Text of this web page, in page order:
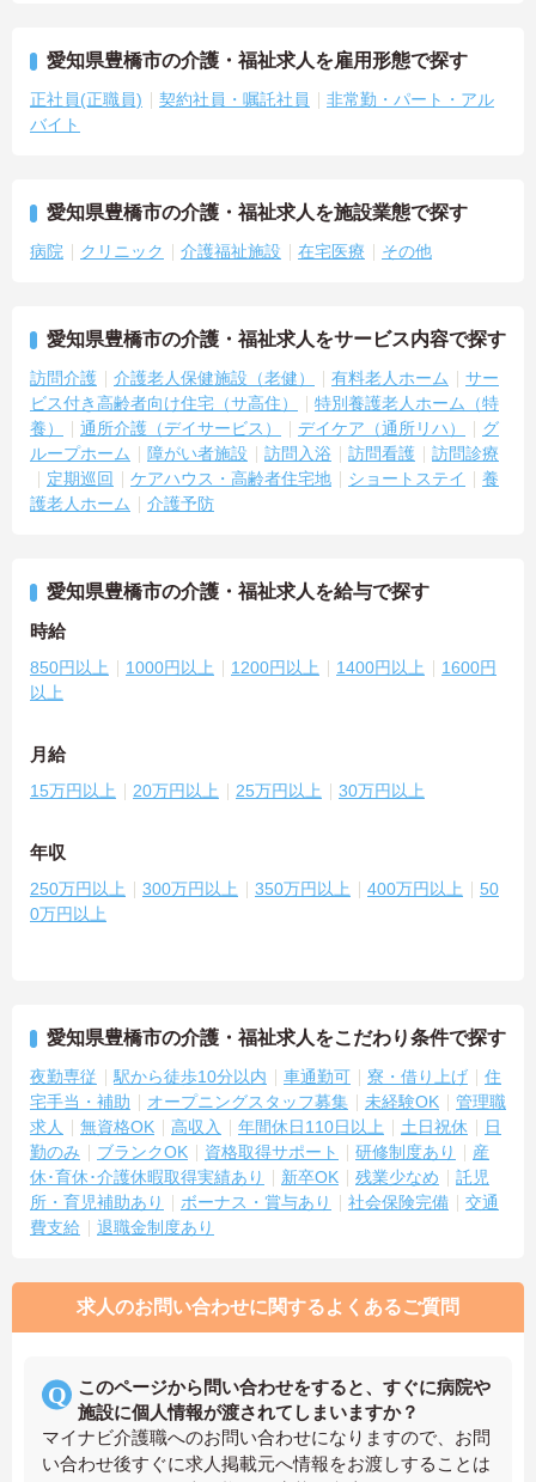
愛知県豊橋市の介護・福祉求人を雇用形態で探す
正社員(正職員) 契約社員・嘱託社員
非常勤・パート・アル
バイト
愛知県豊橋市の介護・福祉求人を施設業態で探す
病院 クリニック 介護福祉施設 在宅医療 その他
愛知県豊橋市の介護・福祉求人をサービス内容で探す
訪問介護 介護老人保健施設（老健） 有料老人ホーム
サー
ビス付き高齢者向け住宅（サ高住）
特別養護老人ホーム（特
養）
通所介護（デイサービス） デイケア（通所リハ）
グ
ループホーム
障がい者施設 訪問入浴 訪問看護
訪問診療
定期巡回
ケアハウス・高齢者住宅地 ショートステイ
養
護老人ホーム
介護予防
愛知県豊橋市の介護・福祉求人を給与で探す
時給
850円以上 1000円以上 1200円以上 1400円以上
1600円
以上
月給
15万円以上 20万円以上 25万円以上 30万円以上
年収
250万円以上 300万円以上 350万円以上 400万円以上
50
0万円以上
愛知県豊橋市の介護・福祉求人をこだわり条件で探す
夜勤専従 駅から徒歩10分以内 車通勤可 寮・借り上げ
住
宅手当・補助
オープニングスタッフ募集 未経験OK
管理職
求人
無資格OK 高収入 年間休日110日以上 土日祝休
日
勤のみ
ブランクOK 資格取得サポート 研修制度あり
産
休･育休･介護休暇取得実績あり
新卒OK 残業少なめ
託児
所・育児補助あり
ボーナス・賞与あり 社会保険完備
交通
費支給
退職金制度あり
求人のお問い合わせに関するよくあるご質問
このページから問い合わせをすると、すぐに病院や
施設に個人情報が渡されてしまいますか？
マイナビ介護職へのお問い合わせになりますので、お問
い合わせ後すぐに求人掲載元へ情報をお渡しすることは